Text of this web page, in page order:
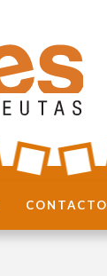
CONTACTO